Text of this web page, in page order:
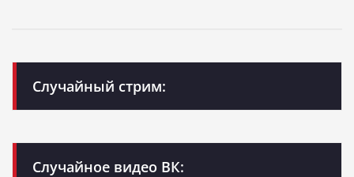
Случайный стрим:
Случайное видео ВК: